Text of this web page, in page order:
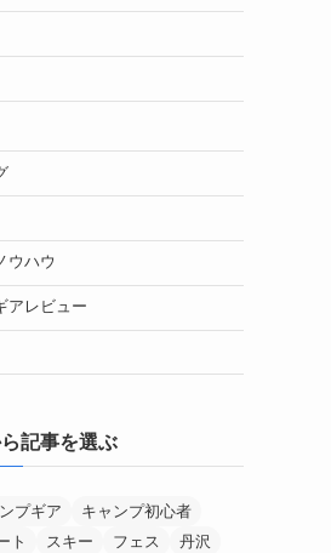
ウハウ
アレビュー
記事を選ぶ
プギア
キャンプ初心者
ト
スキー フェス
丹沢